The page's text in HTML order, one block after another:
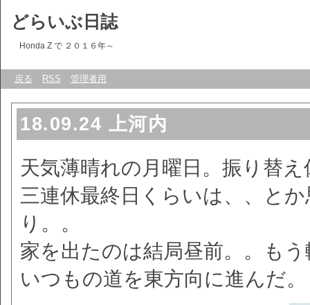
どらいぶ日誌
Honda Z で ２０１６年～
戻る RSS 管理者用
18.09.24 上河内
天気薄晴れの月曜日。振り替え
三連休最終日くらいは、、と
り。。
家を出たのは結局昼前。。も
いつもの道を東方向に進んだ。